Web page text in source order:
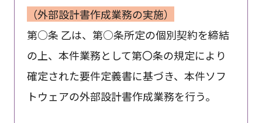
（外部設計書作成業務の実施）
第○条 乙は、第○条所定の個別契約を締結
の上、本件業務として第〇条の規定により
確定された要件定義書に基づき、本件ソフ
トウェアの外部設計書作成業務を行う。